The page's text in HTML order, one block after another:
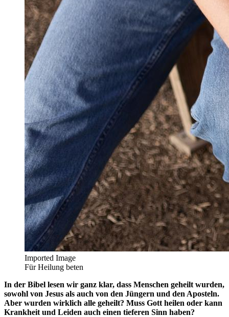
Imported Image
Für Heilung beten
In der Bibel lesen wir ganz klar, dass Menschen geheilt wurden,
sowohl von Jesus als auch von den Jüngern und den Aposteln.
Aber wurden wirklich alle geheilt? Muss Gott heilen oder kann
Krankheit und Leiden auch einen tieferen Sinn haben?